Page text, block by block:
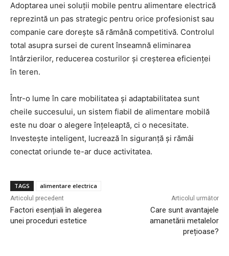
Adoptarea unei soluții mobile pentru alimentare electrică
reprezintă un pas strategic pentru orice profesionist sau
companie care dorește să rămână competitivă. Controlul
total asupra sursei de curent înseamnă eliminarea
întârzierilor, reducerea costurilor și creșterea eficienței
în teren.
Într-o lume în care mobilitatea și adaptabilitatea sunt
cheile succesului, un sistem fiabil de alimentare mobilă
este nu doar o alegere înțeleaptă, ci o necesitate.
Investește inteligent, lucrează în siguranță și rămâi
conectat oriunde te-ar duce activitatea.
TAGS alimentare electrica
Articolul precedent
Factori esențiali în alegerea
unei proceduri estetice
Articolul următor
Care sunt avantajele
amanetării metalelor
prețioase?